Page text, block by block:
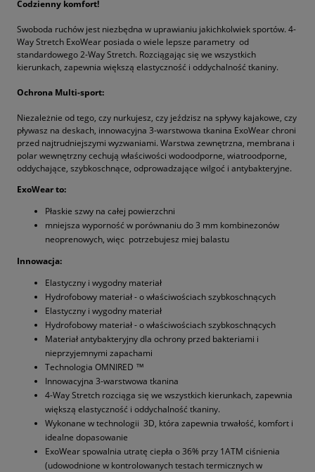
Codzienny komfort!
Swoboda ruchów jest niezbędna w uprawianiu jakichkolwiek sportów. 4-
Way Stretch ExoWear posiada o wiele lepsze parametry od
standardowego 2-Way Stretch. Rozciągając się we wszystkich
kierunkach, zapewnia większą elastyczność i oddychalność tkaniny.
Ochrona Multi-sport:
Niezależnie od tego, czy nurkujesz, czy jeździsz na spływy kajakowe, czy
pływasz na deskach, innowacyjna 3-warstwowa tkanina ExoWear chroni
przed najtrudniejszymi wyzwaniami. Warstwa zewnętrzna, membrana i
polar wewnętrzny cechują właściwości wodoodporne, wiatroodporne,
oddychające, szybkoschnące, odprowadzające wilgoć i antybakteryjne.
ExoWear to:
Płaskie szwy na całej powierzchni
mniejsza wyporność w porównaniu do 3 mm kombinezonów
neoprenowych, więc potrzebujesz miej balastu
Innowacja:
Elastyczny i wygodny materiał
Hydrofobowy materiał - o właściwościach szybkoschnących
Elastyczny i wygodny materiał
Hydrofobowy materiał - o właściwościach szybkoschnących
Materiał antybakteryjny dla ochrony przed bakteriami i
nieprzyjemnymi zapachami
Technologia OMNIRED ™
Innowacyjna 3-warstwowa tkanina
4-Way Stretch rozciąga się we wszystkich kierunkach, zapewnia
większą elastyczność i oddychalność tkaniny.
Wykonane w technologii 3D, która zapewnia trwałość, komfort i
idealne dopasowanie
ExoWear spowalnia utratę ciepła o 36% przy 1ATM ciśnienia
(udowodnione w kontrolowanych testach termicznych w